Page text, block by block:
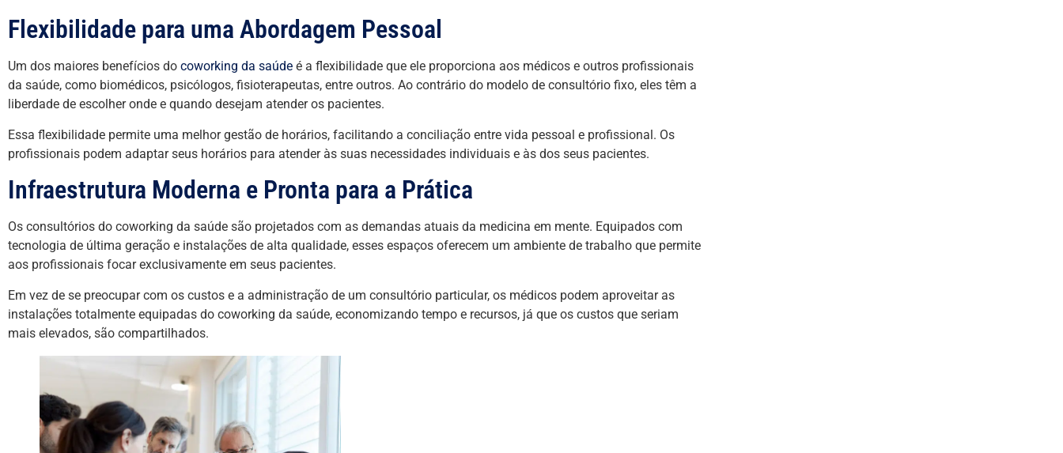
Flexibilidade para uma Abordagem Pessoal
Um dos maiores benefícios do coworking da saúde é a flexibilidade que ele proporciona aos médicos e outros profissionais
da saúde, como biomédicos, psicólogos, fisioterapeutas, entre outros. Ao contrário do modelo de consultório fixo, eles têm a
liberdade de escolher onde e quando desejam atender os pacientes.
Essa flexibilidade permite uma melhor gestão de horários, facilitando a conciliação entre vida pessoal e profissional. Os
profissionais podem adaptar seus horários para atender às suas necessidades individuais e às dos seus pacientes.
Infraestrutura Moderna e Pronta para a Prática
Os consultórios do coworking da saúde são projetados com as demandas atuais da medicina em mente. Equipados com
tecnologia de última geração e instalações de alta qualidade, esses espaços oferecem um ambiente de trabalho que permite
aos profissionais focar exclusivamente em seus pacientes.
Em vez de se preocupar com os custos e a administração de um consultório particular, os médicos podem aproveitar as
instalações totalmente equipadas do coworking da saúde, economizando tempo e recursos, já que os custos que seriam
mais elevados, são compartilhados.